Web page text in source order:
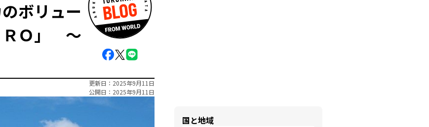
ボリュー
ＲＯ」 ～
更新日
2025年9月11日
公開日
2025年9月11日
国と地域